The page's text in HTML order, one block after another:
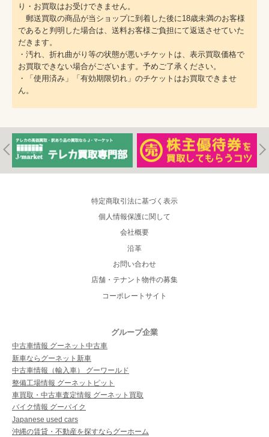
り・お買取はお受けできません。
郵送買取の商品が当ショップに到着した後に18歳未満のお客様
であると判明した場合は、送料お客様ご負担にて返送させていた
だきます。
・汚れ、折れ曲がり等の状態が悪いチケットは、表示買取価格で
お買取できない場合がございます。予めご了承ください。
・「使用済み」「有効期限切れ」のチケットはお買取できませ
ん。
特定商取引法に基づく表示
個人情報保護に関して
会社概要
沿革
お問い合わせ
店舗・テナント物件の募集
コーポレートサイト
グループ企業
中古車情報 グーネット中古車
新車ならグーネット新車
中古車情報（輸入車） グーワールド
整備工場情報 グーネットピット
車買取・中古車査定情報 グーネット買取
バイク情報 グーバイク
Japanese used cars
沖縄の賃貸・不動産を探すならグーホーム